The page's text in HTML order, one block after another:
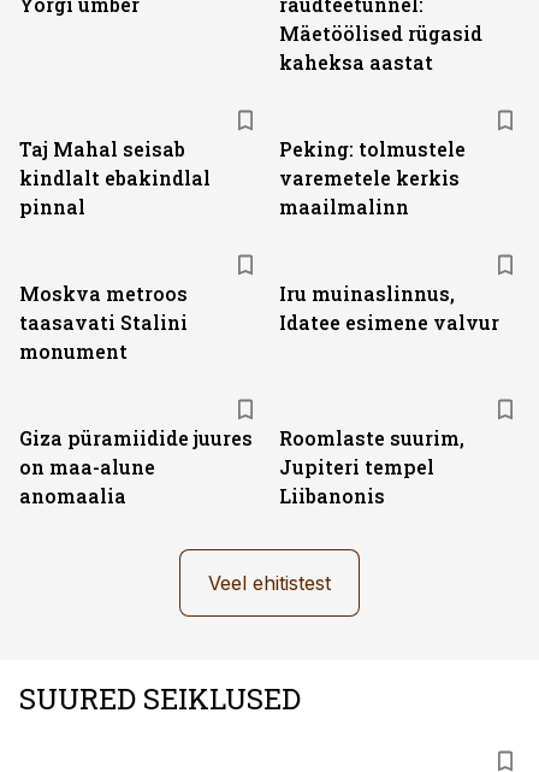
Mäetöölised rügasid
kaheksa aastat
Taj Mahal seisab
kindlalt ebakindlal
pinnal
Peking: tolmustele
varemetele kerkis
maailmalinn
Moskva metroos
taasavati Stalini
monument
Iru muinaslinnus,
Idatee esimene valvur
Giza püramiidide juures
on maa-alune
anomaalia
Roomlaste suurim,
Jupiteri tempel
Liibanonis
Veel ehitistest
SUURED SEIKLUSED